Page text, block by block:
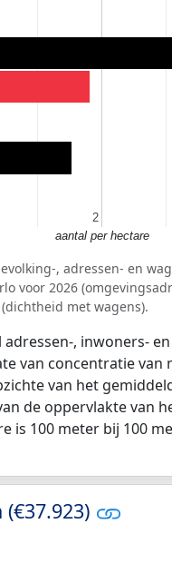
2
2
aantal per hectare
, adressen- en
voor 2026
met wagens).
, inwoners-
van concentratie
van het
de oppervlakte van
is 100 meter bij 100